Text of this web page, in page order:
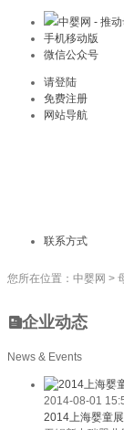
中婴网 - 推
手机移动版
微信公众号
请登陆
免费注册
网站导航
联系方式
您所在位置： 中婴网 >
企业动态
News & Events
2014-08-01
2014上海婴童